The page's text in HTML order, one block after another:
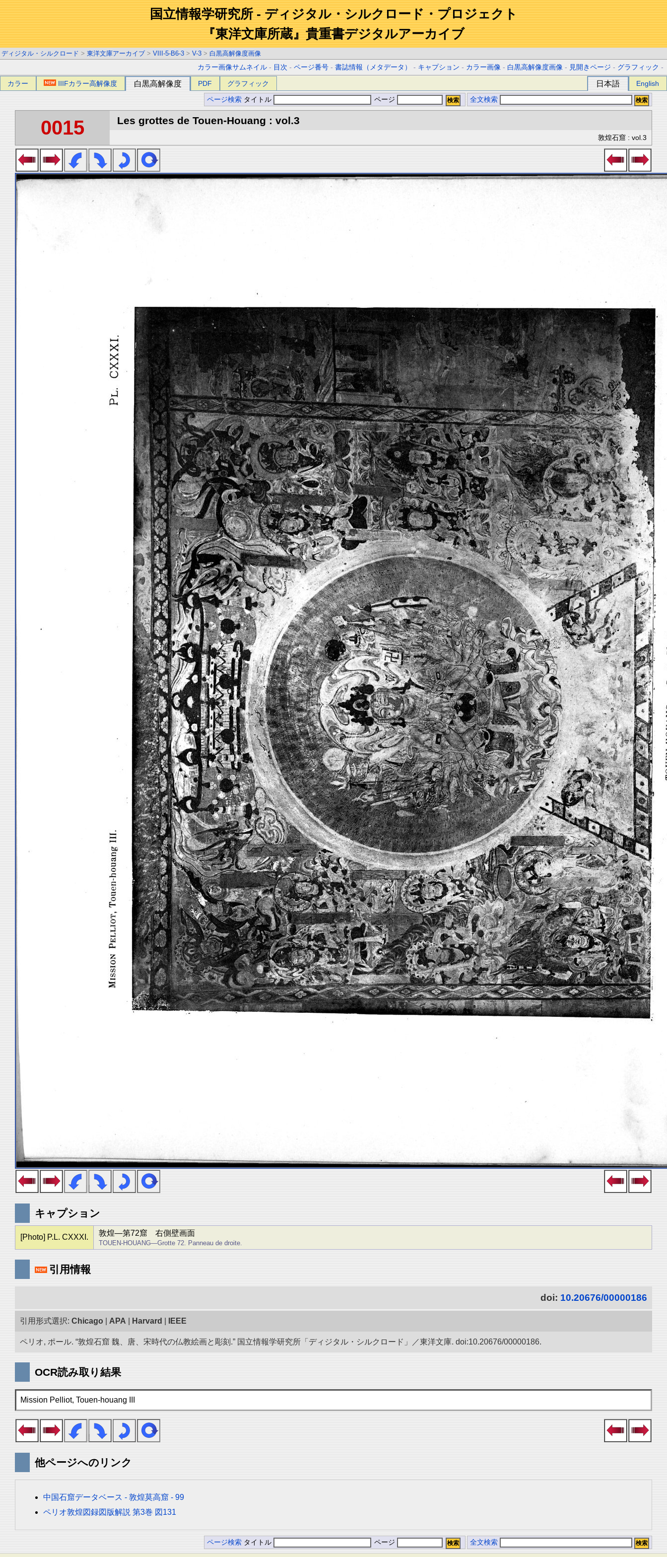
国立情報学研究所 - ディジタル・シルクロード・プロジェクト
『東洋文庫所蔵』貴重書デジタルアーカイブ
ディジタル・シルクロード > 東洋文庫アーカイブ > VIII-5-B6-3 > V-3 > 白黒高解像度画像
カラー画像サムネイル - 目次 -ページ番号 -書誌情報（メタデータ） - キャプション - カラー画像 - 白黒高解像度画像 - 見開きページ - グラフィック -
カラー IIIFカラー高解像度 白黒高解像度 PDF グラフィック 日本語 English
ページ検索 タイトル ページ 全文検索
0015 Les grottes de Touen-Houang : vol.3
敦煌石窟 : vol.3
キャプション
[Photo] P.L. CXXXI. 敦煌―第72窟 右側壁画面
TOUEN-HOUANG―Grotte 72. Panneau de droite.
引用情報
doi: 10.20676/00000186
引用形式選択: Chicago APA Harvard IEEE
ペリオ, ポール. “敦煌石窟 魏、唐、宋時代の仏教絵画と彫刻.” 国立情報学研究所「ディジタル・シルクロード」／東洋文庫. doi:10.20676/00000186.
OCR読み取り結果
Mission Pelliot, Touen-houang III
他ページへのリンク
中国石窟データベース - 敦煌莫高窟 - 99
ペリオ敦煌図録図版解説 第3巻 図131
ページ検索 タイトル ページ 全文検索